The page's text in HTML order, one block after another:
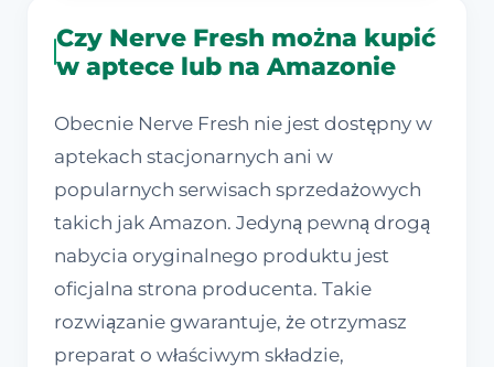
Czy Nerve Fresh można kupić
w aptece lub na Amazonie
Obecnie Nerve Fresh nie jest dostępny w
aptekach stacjonarnych ani w
popularnych serwisach sprzedażowych
takich jak Amazon. Jedyną pewną drogą
nabycia oryginalnego produktu jest
oficjalna strona producenta. Takie
rozwiązanie gwarantuje, że otrzymasz
preparat o właściwym składzie,